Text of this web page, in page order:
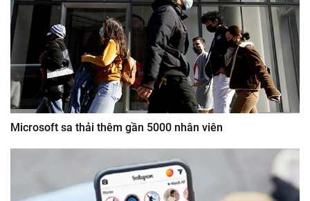
Microsoft sa thải thêm gần 5000 nhân viên